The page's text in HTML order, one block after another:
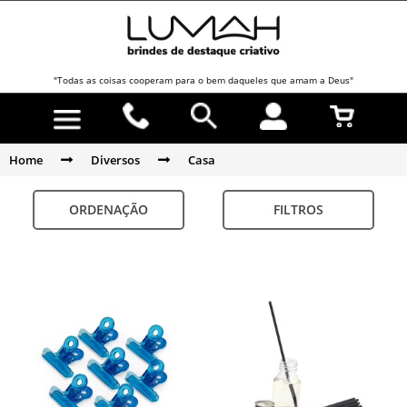
"Todas as coisas cooperam para o bem daqueles que amam a Deus"
Home Diversos Casa
ORDENAÇÃO FILTROS